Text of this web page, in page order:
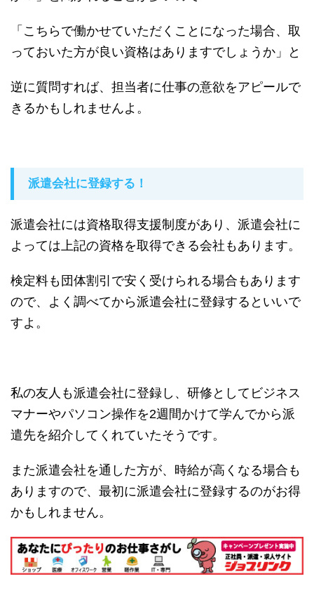
「こちらで働かせていただくことになった場合、取
っておいた方が良い資格はありますでしょうか」と
逆に質問すれば、担当者に仕事の意欲をアピールで
きるかもしれませんよ。
派遣会社に登録する！
派遣会社には資格取得支援制度があり、派遣会社に
よっては上記の資格を取得できる会社もあります。
検定料も団体割引で安く受けられる場合もあります
ので、よく調べてから派遣会社に登録するといいで
すよ。
私の友人も派遣会社に登録し、研修としてビジネス
マナーやパソコン操作を2週間かけて学んでから派
遣先を紹介してくれていたそうです。
また派遣会社を通した方が、時給が高くなる場合も
ありますので、最初に派遣会社に登録するのがお得
かもしれません。